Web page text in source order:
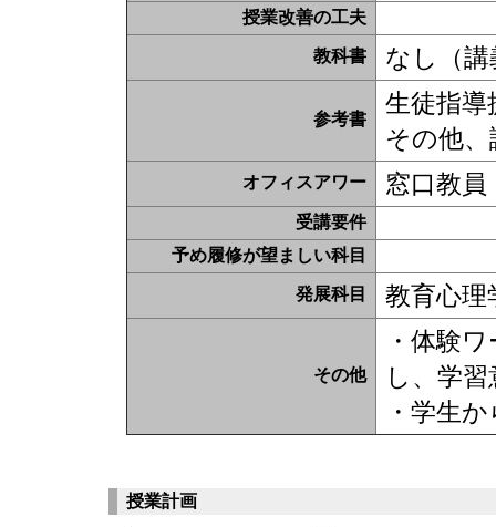
授業改善の工夫
教科書 なし（
参考書
生徒指
その他
オフィスアワー 窓口教
受講要件
予め履修が望ましい科目
発展科目 教育心理
その他
・体験
し、学
・学生
授業計画